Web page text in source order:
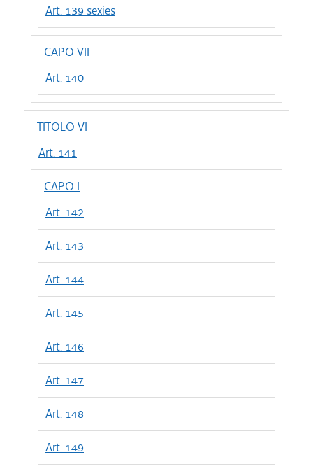
Art. 139 sexies
CAPO VII
Art. 140
TITOLO VI
Art. 141
CAPO I
Art. 142
Art. 143
Art. 144
Art. 145
Art. 146
Art. 147
Art. 148
Art. 149